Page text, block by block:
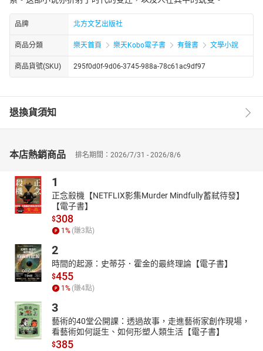
品牌 北方文艺出版社
商品分類 樂天首頁 樂天Kobo電子書 有聲書 文學小說
商品貨號(SKU) 295f0d0f-9d06-3745-988a-78c61ac9df97
退換貨須知
本店熱銷商品 排名期間：2026/7/31 - 2026/8/6
1
正念殺機【NETFLIX影集Murder Mindfully蓄弒待發】
【電子書】
$308
1% (賺3點)
2
時間的起源：史蒂芬．霍金的最終理論【電子書】
$455
1% (賺4點)
3
藝術的40堂公開課：透過故事，走進藝術家創作現場，
看藝術如何誕生、如何形塑人類生活【電子書】
$385